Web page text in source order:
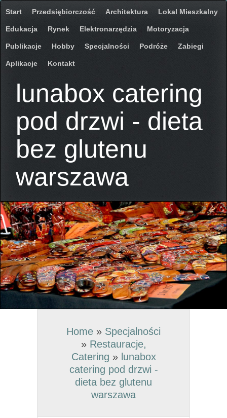
Start Przedsiębiorczość Architektura Lokal Mieszkalny
Edukacja Rynek Elektronarzędzia Motoryzacja
Publikacje Hobby Specjalności Podróże Zabiegi
Aplikacje Kontakt
lunabox catering
pod drzwi - dieta
bez glutenu
warszawa
Home » Specjalności
» Restauracje,
Catering » lunabox
catering pod drzwi -
dieta bez glutenu
warszawa